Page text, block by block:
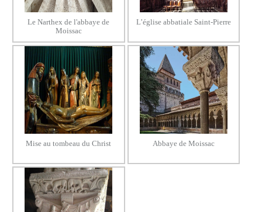
Le Narthex de l'abbaye de
Moissac
L’église abbatiale Saint-Pierre
Mise au tombeau du Christ Abbaye de Moissac